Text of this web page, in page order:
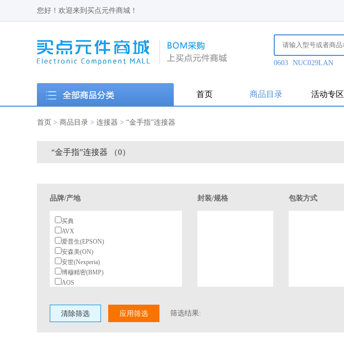
您好！欢迎来到买点元件商城！
0603 NUC029LAN
首页 商品目录 活动专区
首页 > 商品目录 > 连接器 > “金手指”连接器
“金手指”连接器 （0）
品牌/产地 封装/规格 包装方式
买典
AVX
爱普生(EPSON)
安森美(ON)
安世(Nexperia)
博穆精密(BMP)
AOS
BeiQi
柏恩斯(BOURNS)
博林(BL)
清除筛选 应用筛选 筛选结果: